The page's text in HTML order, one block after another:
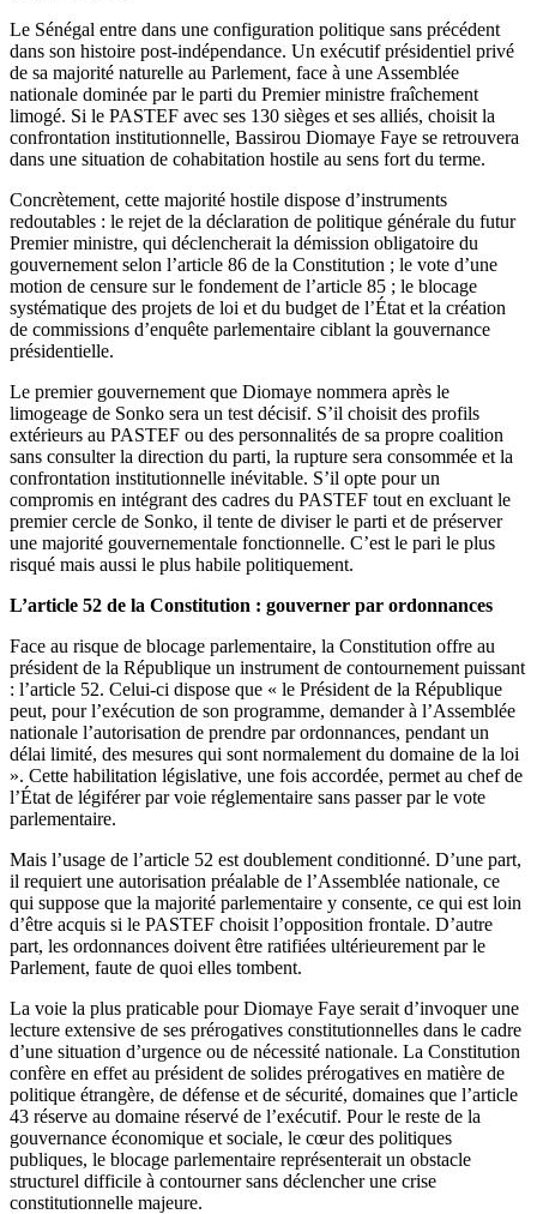
Le Sénégal entre dans une configuration politique sans précédent
dans son histoire post-indépendance. Un exécutif présidentiel privé
de sa majorité naturelle au Parlement, face à une Assemblée
nationale dominée par le parti du Premier ministre fraîchement
limogé. Si le PASTEF avec ses 130 sièges et ses alliés, choisit la
confrontation institutionnelle, Bassirou Diomaye Faye se retrouvera
dans une situation de cohabitation hostile au sens fort du terme.
Concrètement, cette majorité hostile dispose d’instruments
redoutables : le rejet de la déclaration de politique générale du futur
Premier ministre, qui déclencherait la démission obligatoire du
gouvernement selon l’article 86 de la Constitution ; le vote d’une
motion de censure sur le fondement de l’article 85 ; le blocage
systématique des projets de loi et du budget de l’État et la création
de commissions d’enquête parlementaire ciblant la gouvernance
présidentielle.
Le premier gouvernement que Diomaye nommera après le
limogeage de Sonko sera un test décisif. S’il choisit des profils
extérieurs au PASTEF ou des personnalités de sa propre coalition
sans consulter la direction du parti, la rupture sera consommée et la
confrontation institutionnelle inévitable. S’il opte pour un
compromis en intégrant des cadres du PASTEF tout en excluant le
premier cercle de Sonko, il tente de diviser le parti et de préserver
une majorité gouvernementale fonctionnelle. C’est le pari le plus
risqué mais aussi le plus habile politiquement.
L’article 52 de la Constitution : gouverner par ordonnances
Face au risque de blocage parlementaire, la Constitution offre au
président de la République un instrument de contournement puissant
: l’article 52. Celui-ci dispose que « le Président de la République
peut, pour l’exécution de son programme, demander à l’Assemblée
nationale l’autorisation de prendre par ordonnances, pendant un
délai limité, des mesures qui sont normalement du domaine de la loi
». Cette habilitation législative, une fois accordée, permet au chef de
l’État de légiférer par voie réglementaire sans passer par le vote
parlementaire.
Mais l’usage de l’article 52 est doublement conditionné. D’une part,
il requiert une autorisation préalable de l’Assemblée nationale, ce
qui suppose que la majorité parlementaire y consente, ce qui est loin
d’être acquis si le PASTEF choisit l’opposition frontale. D’autre
part, les ordonnances doivent être ratifiées ultérieurement par le
Parlement, faute de quoi elles tombent.
La voie la plus praticable pour Diomaye Faye serait d’invoquer une
lecture extensive de ses prérogatives constitutionnelles dans le cadre
d’une situation d’urgence ou de nécessité nationale. La Constitution
confère en effet au président de solides prérogatives en matière de
politique étrangère, de défense et de sécurité, domaines que l’article
43 réserve au domaine réservé de l’exécutif. Pour le reste de la
gouvernance économique et sociale, le cœur des politiques
publiques, le blocage parlementaire représenterait un obstacle
structurel difficile à contourner sans déclencher une crise
constitutionnelle majeure.